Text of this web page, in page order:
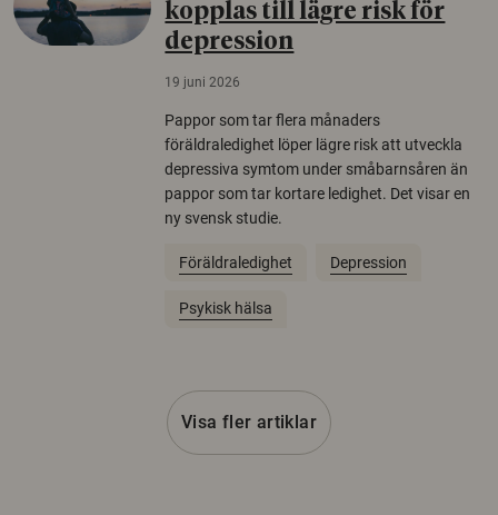
kopplas till lägre risk för
depression
19 juni 2026
Pappor som tar flera månaders
föräldraledighet löper lägre risk att utveckla
depressiva symtom under småbarnsåren än
pappor som tar kortare ledighet. Det visar en
ny svensk studie.
Föräldraledighet Depression
Psykisk hälsa
Visa fler artiklar